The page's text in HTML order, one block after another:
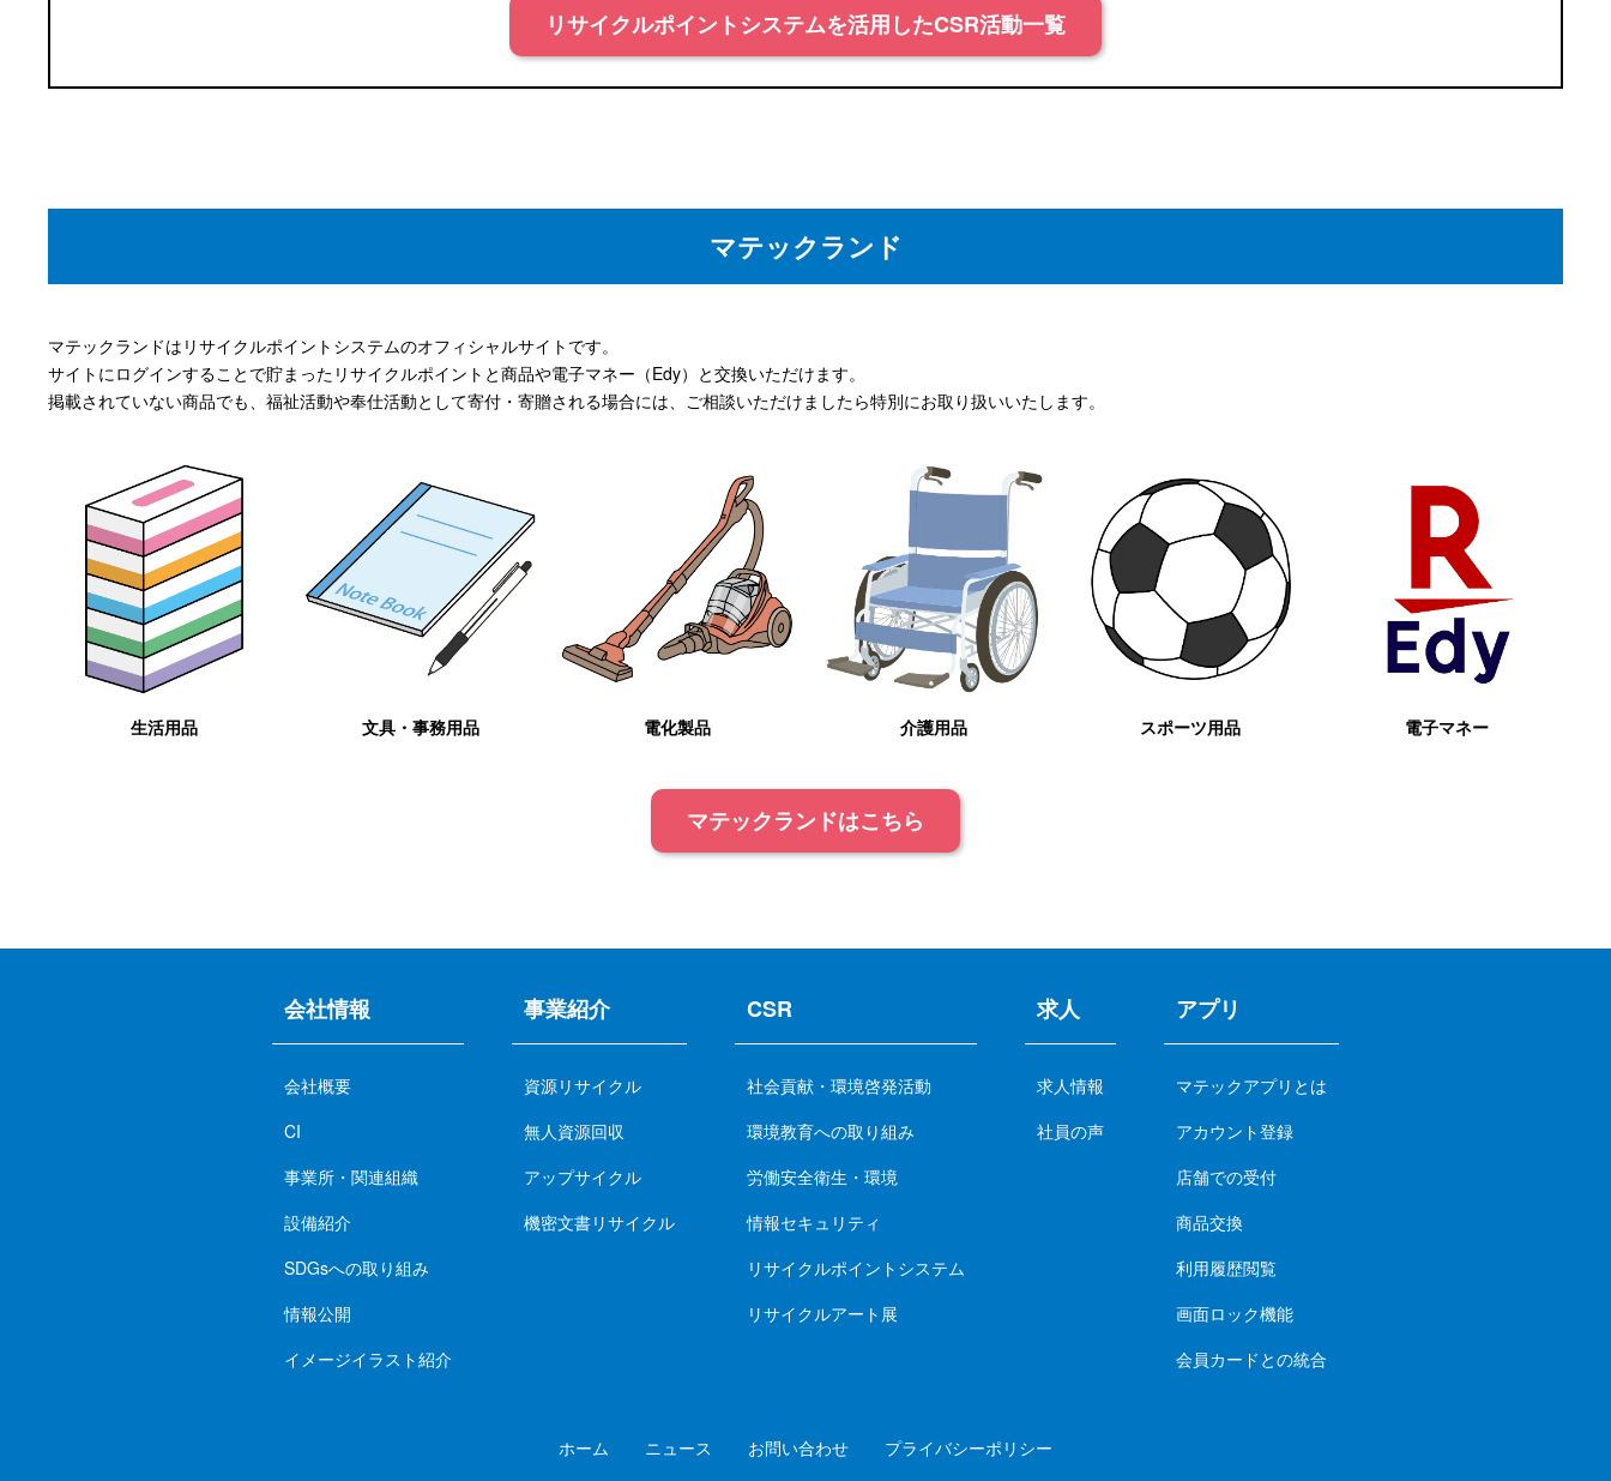
リサイクルポイントシステムを活用したCSR活動一覧
マテックランド
マテックランドはリサイクルポイントシステムのオフィシャルサイトです。
サイトにログインすることで貯まったリサイクルポイントと商品や電子マネー（Edy）と交換いただけます。
掲載されていない商品でも、福祉活動や奉仕活動として寄付・寄贈される場合には、ご相談いただけましたら特別にお取り扱いいたします。
生活用品 文具・事務用品 電化製品 介護用品 スポーツ用品 電子マネー
マテックランドはこちら
会社情報
会社概要
CI
事業所・関連組織
設備紹介
SDGsへの取り組み
情報公開
イメージイラスト紹介
事業紹介
資源リサイクル
無人資源回収
アップサイクル
機密文書リサイクル
CSR
社会貢献・環境啓発活動
環境教育への取り組み
労働安全衛生・環境
情報セキュリティ
リサイクルポイントシステム
リサイクルアート展
求人
求人情報
社員の声
アプリ
マテックアプリとは
アカウント登録
店舗での受付
商品交換
利用履歴閲覧
画面ロック機能
会員カードとの統合
ホーム ニュース お問い合わせ プライバシーポリシー